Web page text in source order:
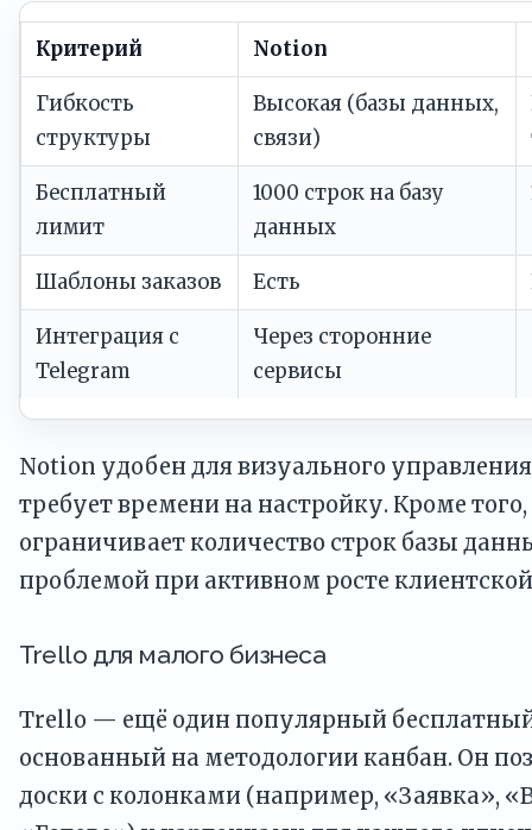
Критерий Notion
Гибкость
структуры
Высокая (базы данных,
связи)
Бесплатный
лимит
1000 строк на базу
данных
Шаблоны заказов Есть
Интеграция с
Telegram
Через сторонние
сервисы
Notion удобен для визуального
требует времени на настройку. Кроме
ограничивает количество строк базы
проблемой при активном росте
Trello для малого бизнеса
Trello — ещё один популярный
основанный на методологии канбан. Он
доски с колонками (например, «Заявка»,